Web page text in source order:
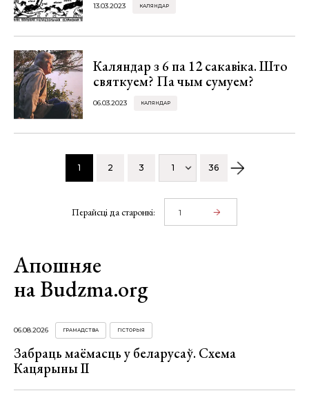
13.03.2023 КАЛЯНДАР
Каляндар з 6 па 12 сакавіка. Што
святкуем? Па чым сумуем?
06.03.2023 КАЛЯНДАР
1 2 3 1 36
Перайсці да старонкі:
Апошняе
на Budzma.org
06.08.2026 ГРАМАДСТВА ГІСТОРЫЯ
Забраць маёмасць у беларусаў. Схема
Кацярыны ІІ